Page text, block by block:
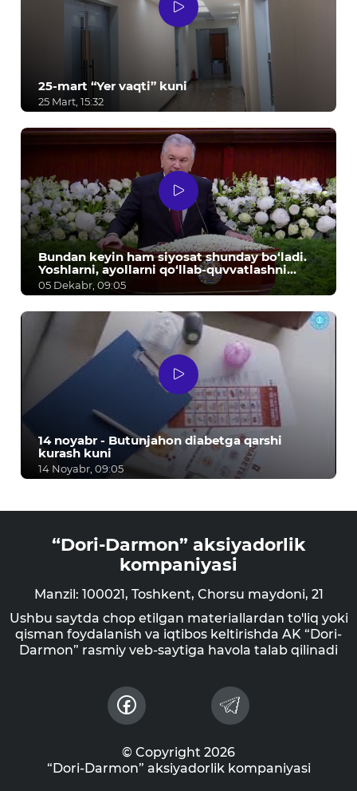
25-mart “Yer vaqti” kuni
25 Mart, 15:32
Bundan keyin ham siyosat shunday bo‘ladi.
Yoshlarni, ayollarni qo‘llab-quvvatlashni
davom ettiramiz! - Sh.M. Mirziyoyev
05 Dekabr, 09:05
14 noyabr - Butunjahon diabetga qarshi
kurash kuni
14 Noyabr, 09:05
“Dori-Darmon” aksiyadorlik
kompaniyasi
Manzil: 100021, Toshkent, Chorsu maydoni, 21
Ushbu saytda chop etilgan materiallardan to'liq yoki
qisman foydalanish va iqtibos keltirishda AK “Dori-
Darmon” rasmiy veb-saytiga havola talab qilinadi
© Copyright 2026
“Dori-Darmon” aksiyadorlik kompaniyasi